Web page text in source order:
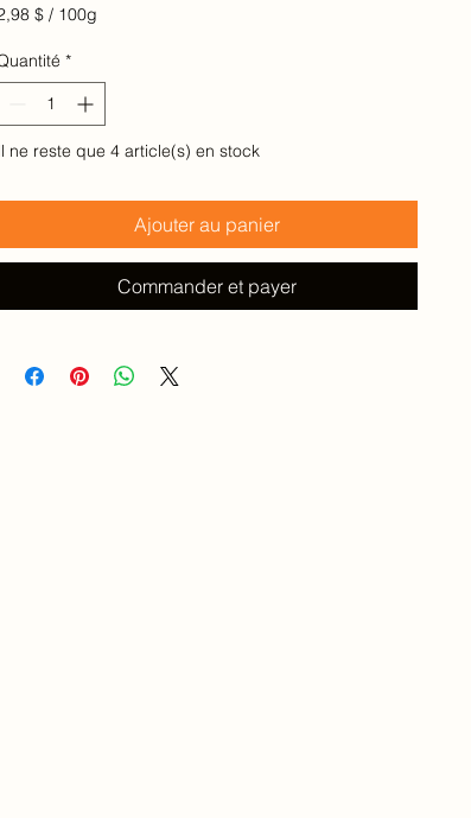
$ / 100g
Grammes
*
ne reste que 4 article(s) en stock
Ajouter au panier
Commander et payer